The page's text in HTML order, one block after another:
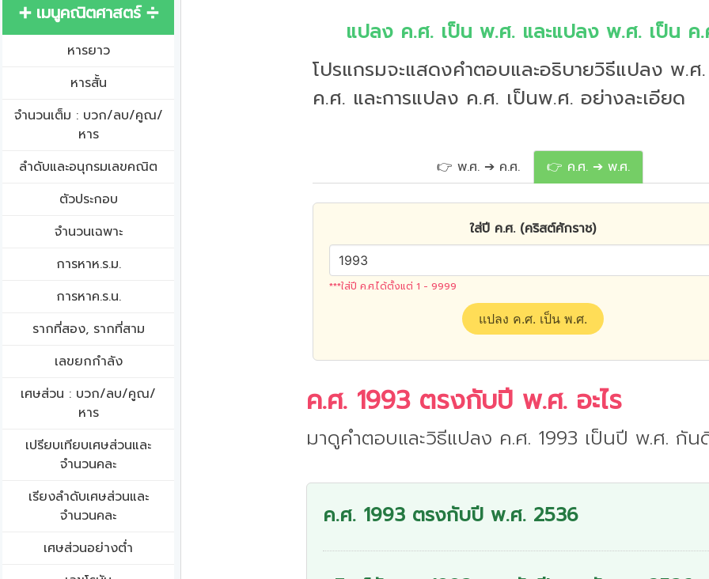
➕ เมนูคณิตศาสตร์ ➗
หารยาว
หารสั้น
จำนวนเต็ม : บวก/ลบ/คูณ/
หาร
ลำดับและอนุกรมเลขคณิต
ตัวประกอบ
จำนวนเฉพาะ
การหาห.ร.ม.
การหาค.ร.น.
รากที่สอง, รากที่สาม
เลขยกกำลัง
เศษส่วน : บวก/ลบ/คูณ/
หาร
เปรียบเทียบเศษส่วนและ
จำนวนคละ
เรียงลำดับเศษส่วนและ
จำนวนคละ
เศษส่วนอย่างต่ำ
แปลง ค.ศ. เป็น พ.ศ. และแปลง พ.ศ. เป็น ค.
โปรแกรมจะแสดงคำตอบและอธิบายวิธีแปลง พ.ศ
ค.ศ. และการแปลง ค.ศ. เป็นพ.ศ. อย่างละเอียด
👉 พ.ศ. ➔ ค.ศ. 👉 ค.ศ. ➔ พ.ศ.
ใส่ปี ค.ศ. (คริสต์ศักราช)
***ใส่ปี ค.ศ.ได้ตั้งแต่ 1 - 9999
แปลง ค.ศ. เป็น พ.ศ.
ค.ศ. 1993 ตรงกับปี พ.ศ. อะไร
มาดูคำตอบและวิธีแปลง ค.ศ. 1993 เป็นปี พ.ศ. กัน
ค.ศ. 1993 ตรงกับปี พ.ศ. 2536